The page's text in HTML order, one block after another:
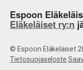
Espoon
Eläkeläiset ry:n
© Espoon Eläkeläiset
Tietosuojaseloste